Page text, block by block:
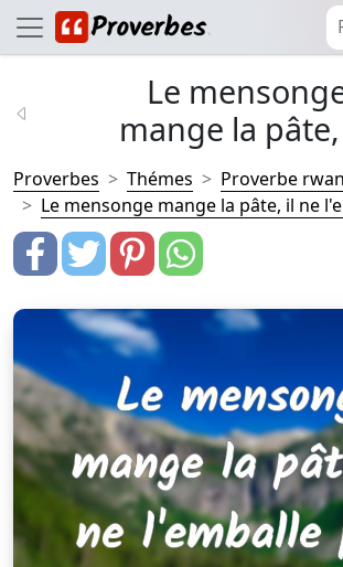
Le
mange la
Proverbes Thémes
Proverbe
Le mensonge mange la pâte, il ne